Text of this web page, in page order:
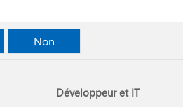
Non
Développeur et IT